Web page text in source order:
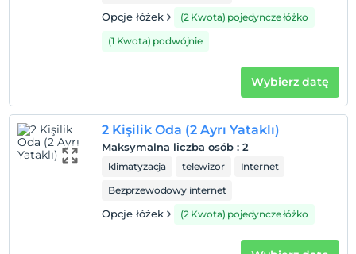
Opcje łóżek
(2 Kwota) pojedyncze łóżko
(1 Kwota) podwójnie
Wybierz datę
2 Kişilik Oda (2 Ayrı Yataklı)
Maksymalna liczba osób : 2
klimatyzacja telewizor
Internet
Bezprzewodowy internet
Opcje łóżek (2 Kwota) pojedyncze łóżko